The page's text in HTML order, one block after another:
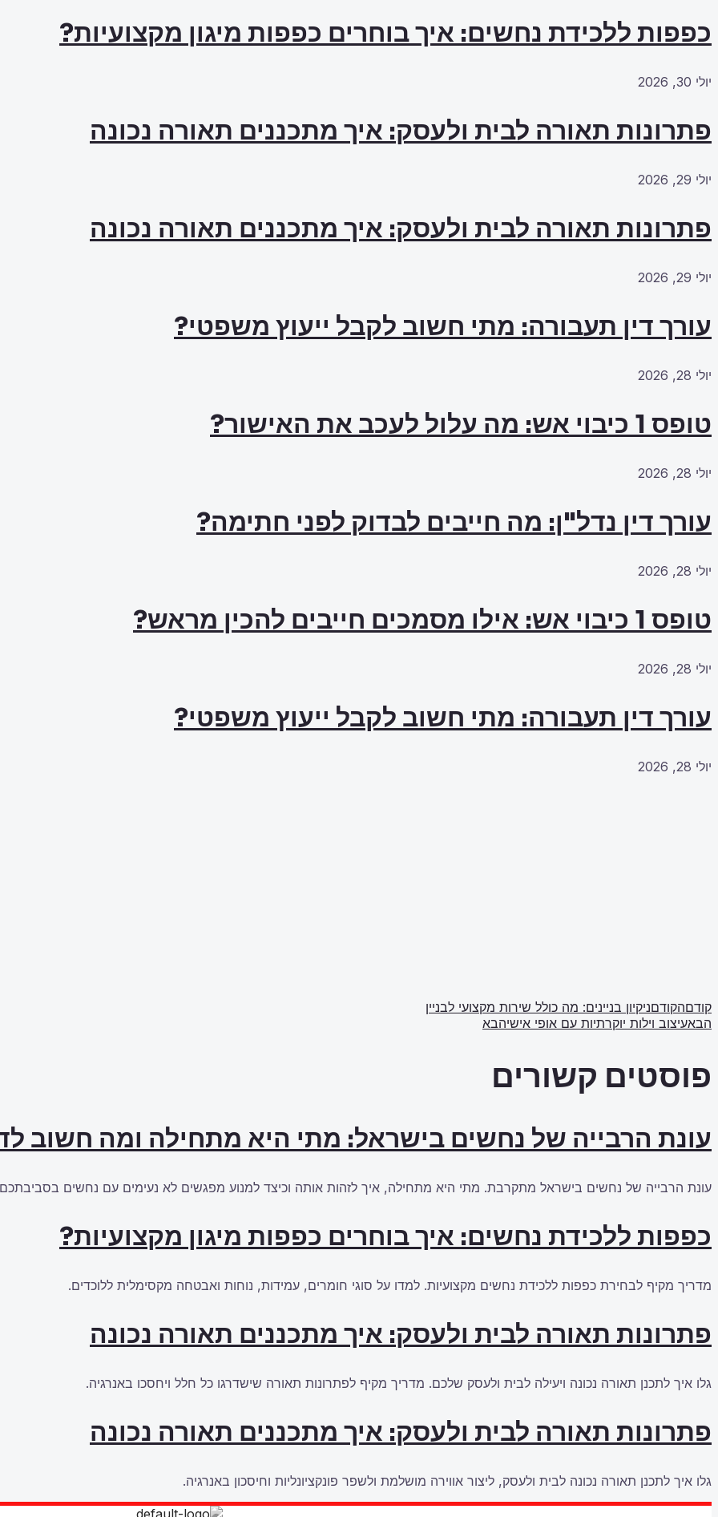
כפפות ללכידת נחשים: איך בוחרים כפפות מיגון מקצועיות?
יולי 30, 2026
פתרונות תאורה לבית ולעסק: איך מתכננים תאורה נכונה
יולי 29, 2026
פתרונות תאורה לבית ולעסק: איך מתכננים תאורה נכונה
יולי 29, 2026
עורך דין תעבורה: מתי חשוב לקבל ייעוץ משפטי?
יולי 28, 2026
טופס 1 כיבוי אש: מה עלול לעכב את האישור?
יולי 28, 2026
עורך דין נדל"ן: מה חייבים לבדוק לפני חתימה?
יולי 28, 2026
טופס 1 כיבוי אש: אילו מסמכים חייבים להכין מראש?
יולי 28, 2026
עורך דין תעבורה: מתי חשוב לקבל ייעוץ משפטי?
יולי 28, 2026
קודםהקודםניקיון בניינים: מה כולל שירות מקצועי לבניין
הבאעיצוב וילות יוקרתיות עם אופי אישיהבא
פוסטים קשורים
עונת הרבייה של נחשים בישראל: מתי היא מתחילה ומה חשוב
עונת הרבייה של נחשים בישראל מתקרבת. מתי היא מתחילה, איך לזהות אותה וכיצד למנוע מפגשים לא נעימים עם נחשים
כפפות ללכידת נחשים: איך בוחרים כפפות מיגון מקצועיות?
מדריך מקיף לבחירת כפפות ללכידת נחשים מקצועיות. למדו על סוגי חומרים, עמידות, נוחות ואבטחה מקסימלית ללוכדים.
פתרונות תאורה לבית ולעסק: איך מתכננים תאורה נכונה
גלו איך לתכנן תאורה נכונה ויעילה לבית ולעסק שלכם. מדריך מקיף לפתרונות תאורה שישדרגו כל חלל ויחסכו באנרגיה.
פתרונות תאורה לבית ולעסק: איך מתכננים תאורה נכונה
גלו איך לתכנן תאורה נכונה לבית ולעסק, ליצור אווירה מושלמת ולשפר פונקציונליות וחיסכון באנרגיה.